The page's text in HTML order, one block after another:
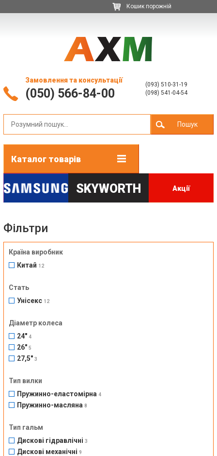
Кошик порожній
Замовлення та консультації
(050) 566-84-00
(093) 510-31-19
(098) 541-04-54
Пошук
Каталог товарів
SKYWORTH Акції
Фільтри
Країна виробник
Китай 12
Стать
Унісекс 12
Діаметр колеса
24" 4
26" 5
27,5" 3
Тип вилки
Пружинно-еластомірна 4
Пружинно-масляна 8
Тип гальм
Дискові гідравлічні 3
Дискові механічні 9